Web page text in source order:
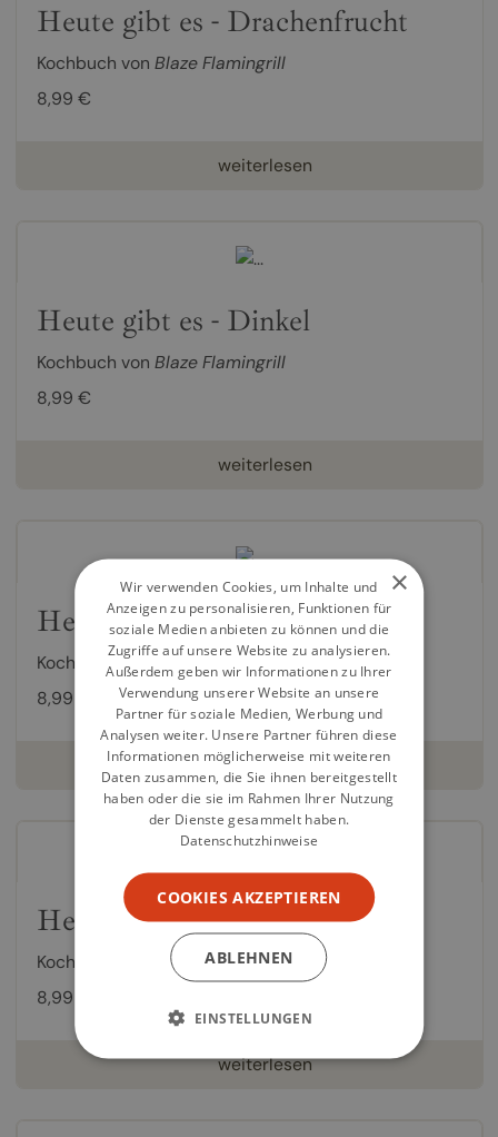
Heute gibt es - Drachenfrucht
Kochbuch von Blaze Flamingrill
8,99 €
weiterlesen
Heute gibt es - Dinkel
Kochbuch von Blaze Flamingrill
8,99 €
weiterlesen
Heute gibt es - Donuts
Kochbuch vonBlaze Flamingrill
8,99 €
weiterlesen
Heute gibt es - Chia
Kochbuch von
Blaze Flamingrill
8,99 €
weiterlesen
×
Wir verwenden Cookies, um Inhalte und
Anzeigen zu personalisieren, Funktionen für
soziale Medien anbieten zu können und die
Zugriffe auf unsere Website zu analysieren.
Außerdem geben wir Informationen zu Ihrer
Verwendung unserer Website an unsere
Partner für soziale Medien, Werbung und
Analysen weiter. Unsere Partner führen diese
Informationen möglicherweise mit weiteren
Daten zusammen, die Sie ihnen bereitgestellt
haben oder die sie im Rahmen Ihrer Nutzung
der Dienste gesammelt haben.
Datenschutzhinweise
COOKIES AKZEPTIEREN
ABLEHNEN
EINSTELLUNGEN